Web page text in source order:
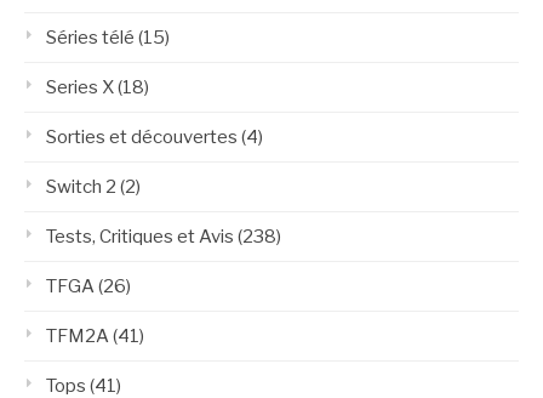
Séries télé (15)
Series X(18)
Sorties et découvertes (4)
Switch 2 (2)
Tests, Critiques et Avis (238)
TFGA(26)
TFM2A(41)
Tops (41)